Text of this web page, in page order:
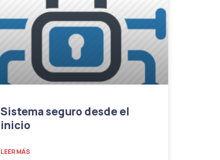
Sistema seguro desde el
inicio
LEER MÁS